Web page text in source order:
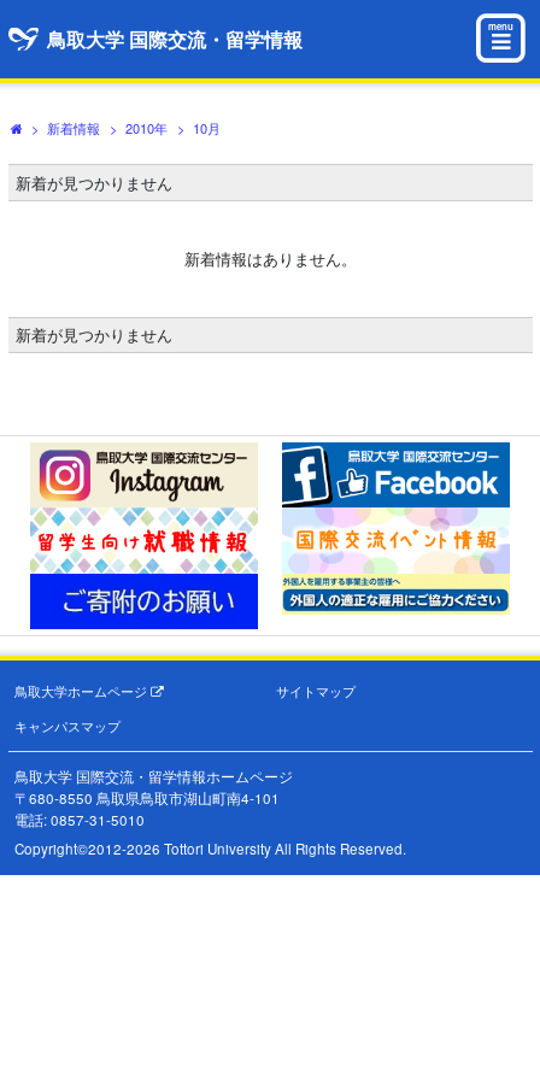
鳥取大学 国際交流・留学情報 menu
> 新着情報 > 2010年 > 10月
新着が見つかりません
新着情報はありません。
新着が見つかりません
鳥取大学ホームページ
サイトマップ
キャンパスマップ
鳥取大学 国際交流・留学情報ホームページ
〒680-8550 鳥取県鳥取市湖山町南4-101
電話: 0857-31-5010
Copyright©2012-2026 Tottori University All Rights Reserved.